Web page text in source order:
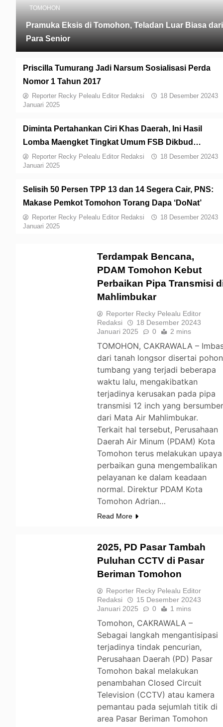
TOMOHON
Pramuka Eksis di Tomohon, Teladan Luar Biasa dari
Para Senior
Priscilla Tumurang Jadi Narsum Sosialisasi Perda
Nomor 1 Tahun 2017
Reporter Recky Pelealu Editor Redaksi 18 Desember 20243
Januari 2025
Diminta Pertahankan Ciri Khas Daerah, Ini Hasil
Lomba Maengket Tingkat Umum FSB Dikbud
Tomohon
Reporter Recky Pelealu Editor Redaksi 18 Desember 20243
Januari 2025
Selisih 50 Persen TPP 13 dan 14 Segera Cair, PNS:
Makase Pemkot Tomohon Torang Dapa ‘DoNat’
Reporter Recky Pelealu Editor Redaksi 18 Desember 20243
Januari 2025
Terdampak Bencana,
PDAM Tomohon Kebut
Perbaikan Pipa Transmisi
Mahlimbukar
Reporter Recky Pelealu Editor
Redaksi
18 Desember 20243
Januari 2025
0 2 mins
TOMOHON, CAKRAWALA –
dari tanah longsor disertai pohon
tumbang yang terjadi beberapa
waktu lalu, mengakibatkan
terjadinya kerusakan pada pipa
transmisi 12 inch yang
dari Mata Air Mahlimbukar.
Terkait hal tersebut, Perusahaan
Daerah Air Minum (PDAM) Kota
Tomohon terus melakukan upaya
perbaikan guna mengembalikan
pelayanan ke dalam keadaan
normal. Direktur PDAM Kota
Tomohon Adrian…
Read More
2025, PD Pasar Tambah
Puluhan CCTV di Pasar
Beriman Tomohon
Reporter Recky Pelealu Editor
Redaksi
15 Desember 20243
Januari 2025
0 1 mins
Tomohon, CAKRAWALA –
Sebagai langkah mengantisipasi
terjadinya tindak pencurian,
Perusahaan Daerah (PD) Pasar
Tomohon bakal melakukan
penambahan Closed Circuit
Television (CCTV) atau kamera
pemantau pada sejumlah titik di
area Pasar Beriman Tomohon